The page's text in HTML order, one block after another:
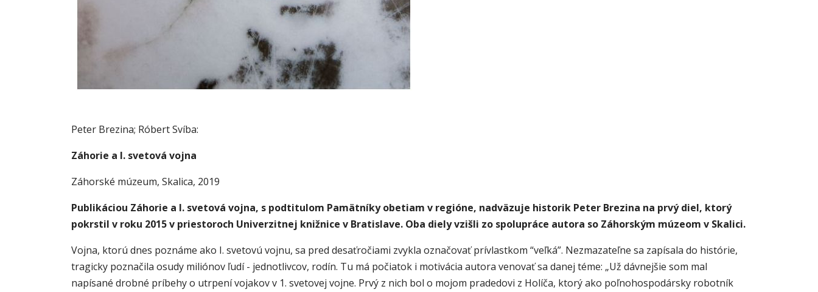
Peter Brezina; Róbert Svíba:
Záhorie a I. svetová vojna
Záhorské múzeum, Skalica, 2019
Publikáciou Záhorie a I. svetová vojna, s podtitulom Pamätníky obetiam v regióne, nadväzuje historik Peter Brezina na prvý diel, ktorý
pokrstil v roku 2015 v priestoroch Univerzitnej knižnice v Bratislave. Oba diely vzišli zo spolupráce autora so Záhorským múzeom v Skalici.
Vojna, ktorú dnes poznáme ako I. svetovú vojnu, sa pred desaťročiami zvykla označovať prívlastkom “veľká”. Nezmazateľne sa zapísala do histórie,
tragicky poznačila osudy miliónov ľudí - jednotlivcov, rodín. Tu má počiatok i motivácia autora venovať sa danej téme: „Už dávnejšie som mal
napísané drobné príbehy o utrpení vojakov v 1. svetovej vojne. Prvý z nich bol o mojom pradedovi z Holíča, ktorý ako poľnohospodársky robotník